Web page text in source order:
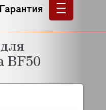
Гарантия
BF50